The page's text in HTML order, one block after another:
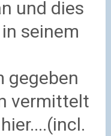
und dies
seinem
gegeben
vermittelt